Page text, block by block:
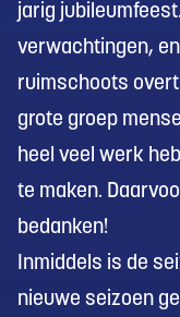
jarig
verwachtingen,
ruimschoots
grote groep
heel veel werk
te maken.
bedanken!
Inmiddels is de
nieuwe seizoen